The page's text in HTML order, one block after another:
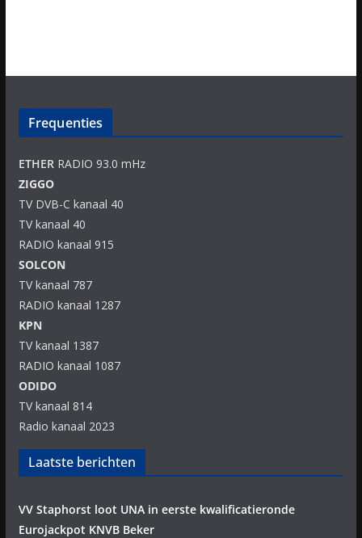
Frequenties
ETHERRADIO 93.0 mHz
ZIGGO
TV DVB-C kanaal 40
TV kanaal 40
RADIO kanaal 915
SOLCON
TV kanaal 787
RADIO kanaal 1287
KPN
TV kanaal 1387
RADIO kanaal 1087
ODIDO
TV kanaal 814
Radio kanaal 2023
Laatste berichten
VV Staphorst loot UNA in eerste kwalificatieronde
Eurojackpot KNVB Beker